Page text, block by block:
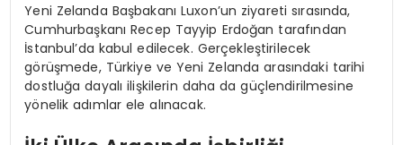
Yeni Zelanda Başbakanı Luxon’un ziyareti sırasında,
Cumhurbaşkanı Recep Tayyip Erdoğan tarafından
İstanbul’da kabul edilecek. Gerçekleştirilecek
görüşmede, Türkiye ve Yeni Zelanda arasındaki tarihi
dostluğa dayalı ilişkilerin daha da güçlendirilmesine
yönelik adımlar ele alınacak.